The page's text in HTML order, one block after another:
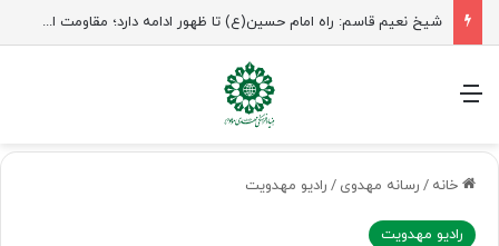
شیخ نعیم قاسم: راه امام حسین(ع) تا ظهور ادامه دارد؛ مقاومت از کربلا الهام می‌گیرد
منو
خانه / رسانه مهدوی / رادیو مهدویت
رادیو مهدویت